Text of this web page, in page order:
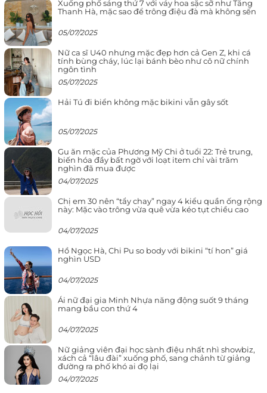
Xuống phố sáng thứ 7 với váy hoa sặc sỡ như Tăng
Thanh Hà, mặc sao để trông điệu đà mà không sến
05/07/2025
Nữ ca sĩ U40 nhưng mặc đẹp hơn cả Gen Z, khi cá
tính bùng cháy, lúc lại bánh bèo như cô nữ chính
ngôn tình
05/07/2025
Hải Tú đi biển không mặc bikini vẫn gây sốt
05/07/2025
Gu ăn mặc của Phương Mỹ Chi ở tuổi 22: Trẻ trung,
biến hóa đầy bất ngờ với loạt item chỉ vài trăm
nghìn đã mua được
04/07/2025
Chị em 30 nên “tẩy chay” ngay 4 kiểu quần ống rộng
này: Mặc vào trông vừa quê vừa kéo tụt chiều cao
04/07/2025
Hồ Ngọc Hà, Chi Pu so body với bikini “tí hon” giá
nghìn USD
04/07/2025
Ái nữ đại gia Minh Nhựa năng động suốt 9 tháng
mang bầu con thứ 4
04/07/2025
Nữ giảng viên đại học sành điệu nhất nhì showbiz,
xách cả “lâu đài” xuống phố, sang chảnh từ giảng
đường ra phố khó ai đọ lại
04/07/2025